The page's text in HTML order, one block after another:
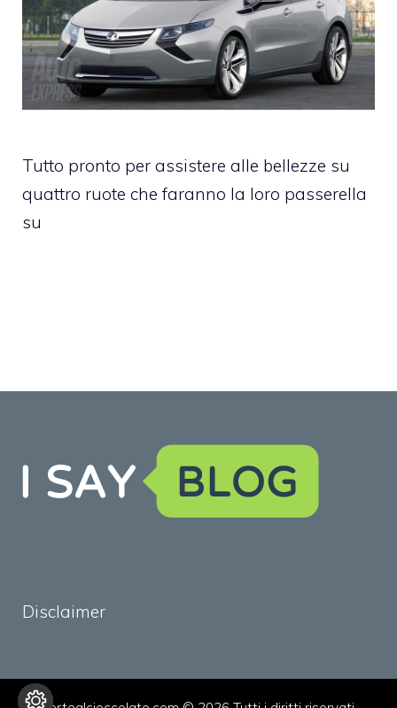
Tutto pronto per assistere alle bellezze su
quattro ruote che faranno la loro passerella
su
Disclaimer